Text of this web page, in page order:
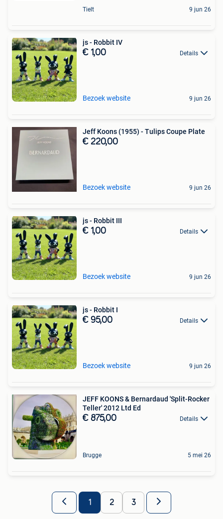
Tielt 9 jun 26
js - Robbit IV
€ 1,00 Details
Bezoek website 9 jun 26
Jeff Koons (1955) - Tulips Coupe Plate
€ 220,00
Bezoek website 9 jun 26
js - Robbit III
€ 1,00 Details
Bezoek website 9 jun 26
js - Robbit I
€ 95,00 Details
Bezoek website 9 jun 26
JEFF KOONS & Bernardaud 'Split-Rocker
Teller' 2012 Ltd Ed
€ 875,00 Details
Brugge 5 mei 26
1 2 3